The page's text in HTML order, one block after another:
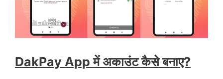
DakPay App में अकाउंट कैसे बनाए?